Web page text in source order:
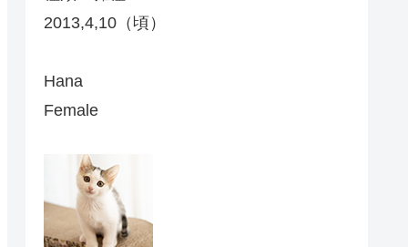
2013,4,10（頃）
Hana
Female